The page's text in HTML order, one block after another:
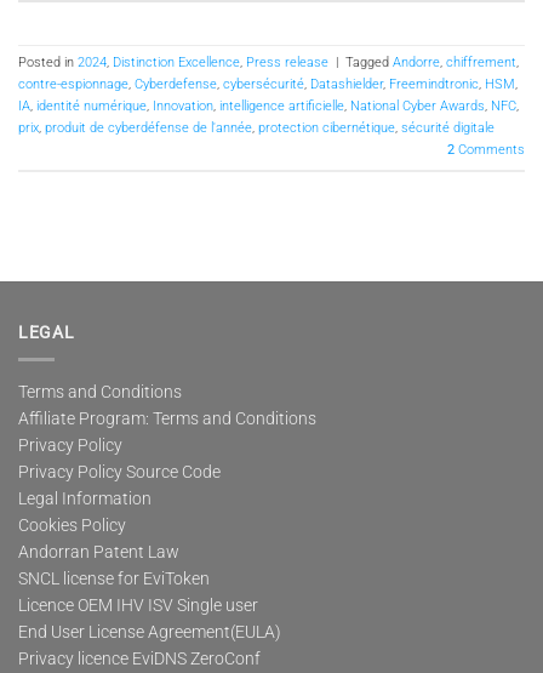
Posted in 2024, Distinction Excellence, Press release Tagged Andorre, chiffrement,
contre-espionnage, Cyberdefense, cybersécurité, Datashielder, Freemindtronic, HSM,
IA, identité numérique, Innovation, intelligence artificielle, National Cyber Awards, NFC,
prix, produit de cyberdéfense de l'année, protection cibernétique, sécurité digitale
2 Comments
LEGAL
Terms and Conditions
Affiliate Program: Terms and Conditions
Privacy Policy
Privacy Policy Source Code
Legal Information
Cookies Policy
Andorran Patent Law
SNCL license for EviToken
Licence OEM IHV ISV Single user
End User License Agreement(EULA)
Privacy licence EviDNS ZeroConf